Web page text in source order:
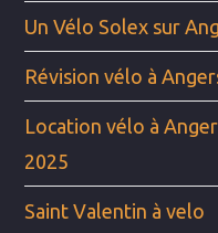
Un Vélo Solex sur
Révision vélo à
Location vélo à
2025
Saint Valentin à velo